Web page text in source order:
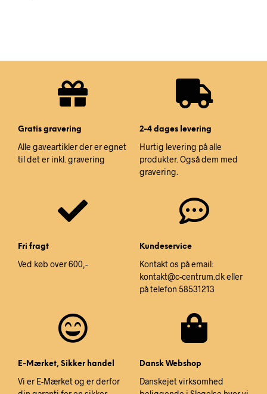
Gratis gravering
Alle gaveartikler der er egnet
til det er inkl. gravering
2-4 dages levering
Hurtig levering på alle
produkter. Også dem med
gravering.
Fri fragt
Ved køb over 600,-
Kundeservice
Kontakt os på email:
kontakt@c-centrum.dk eller
på telefon 58531213
E-Mærket, Sikker handel
Vi er E-Mærket og er derfor
Dansk Webshop
Danskejet virksomhed